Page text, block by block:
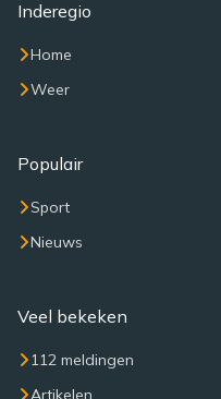
Inderegio
Home
Weer
Populair
Sport
Nieuws
Veel bekeken
112 meldingen
Artikelen